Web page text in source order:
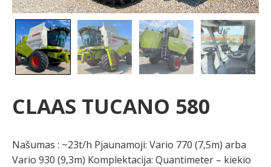
CLAAS TUCANO 580
Našumas : ~23t/h Pjaunamoji: Vario 770 (7,5m) arba
Vario 930 (9,3m) Komplektacija: Quantimeter – kiekio